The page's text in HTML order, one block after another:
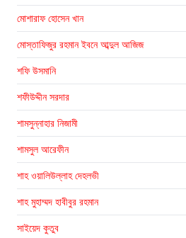
মোশারাফ হোসেন খান
মোস্তাফিজুর রহমান ইবনে আব্দুল আজিজ
শফি উসমানি
শফীউদ্দীন সরদার
শামসুন্নাহার নিজামী
শামসুল আরেফীন
শাহ ওয়ালিউল্লাহ দেহলভী
শাহ মুহাম্মদ হাবীবুর রহমান
সাইয়েদ কুতুব